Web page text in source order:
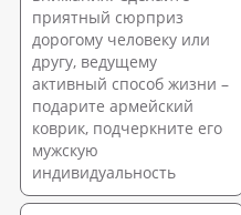
приятный сюрприз
дорогому человеку или
другу, ведущему
активный способ жизни –
подарите армейский
коврик, подчеркните его
мужскую
индивидуальность